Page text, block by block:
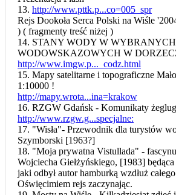
13. http://www.pttk.p...co=005_spr
Rejs Dookoła Serca Polski na Wiśle
) ( fragmenty treść niżej )
14. STANY WODY W
WODOWSKAZOWYCH W
http://www.imgw.p..._codz.html
15. Mapy satelitarne i topograficzne
1:10000 !
http://mapy.wrota...ina=krakow
16. RZGW Gdańsk - Komunikaty
http://www.rzgw.g...specjalne:
17. "Wisła"- Przewodnik dla turystów
Szymborski [1963?]
18. "Moja prywatna Vistullada" -
Wojciecha Giełżyńskiego, [1983] będąca
jaki odbył autor hamburką wzdłuż
Oświęcimiem rejs zaczynając.